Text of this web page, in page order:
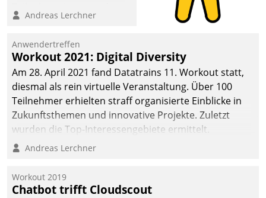
Teilnehmer kurzweilige
Cloud-Strategien und -
Lösungen mit hohem
Zukunftspotenzial.
Andreas Lerchner
Anwendertreffen
Workout 2021: Digital Diversity
Am 28. April 2021 fand Datatrains 11. Workout statt,
diesmal als rein virtuelle Veranstaltung. Über 100
Teilnehmer erhielten straff organisierte Einblicke in
Zukunftsthemen und innovative Projekte. Zuletzt
wurden die Top-Interessengebiete ermittelt.
Andreas Lerchner
Workout 2019
Chatbot trifft Cloudscout